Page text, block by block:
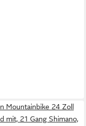
Mountainbike 24 Zoll
mit, 21 Gang Shimano,